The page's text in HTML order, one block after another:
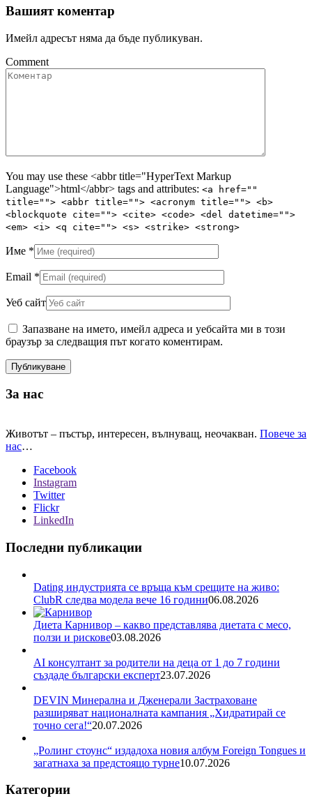
Вашият коментар
Имейл адресът няма да бъде публикуван.
Comment
You may use these <abbr title="HyperText Markup
Language">html</abbr> tags and attributes: <a href=""
title=""> <abbr title=""> <acronym title=""> <b>
<blockquote cite=""> <cite> <code> <del datetime="">
<em> <i> <q cite=""> <s> <strike> <strong>
Име *
Email *
Уеб сайт
Запазване на името, имейл адреса и уебсайта ми в този
браузър за следващия път когато коментирам.
За нас
Животът – пъстър, интересен, вълнуващ, неочакван. Повече за
нас…
Facebook
Instagram
Twitter
Flickr
LinkedIn
Последни публикации
Dating индустрията се връща към срещите на живо:
ClubR следва модела вече 16 години06.08.2026
Диета Карнивор – какво представлява диетата с месо,
ползи и рискове03.08.2026
AI консултант за родители на деца от 1 до 7 години
създаде български експерт23.07.2026
DEVIN Минерална и Дженерали Застраховане
разширяват националната кампания „Хидратирай се
точно сега!“20.07.2026
„Ролинг стоунс“ издадоха новия албум Foreign Tongues и
загатнаха за предстоящо турне10.07.2026
Категории